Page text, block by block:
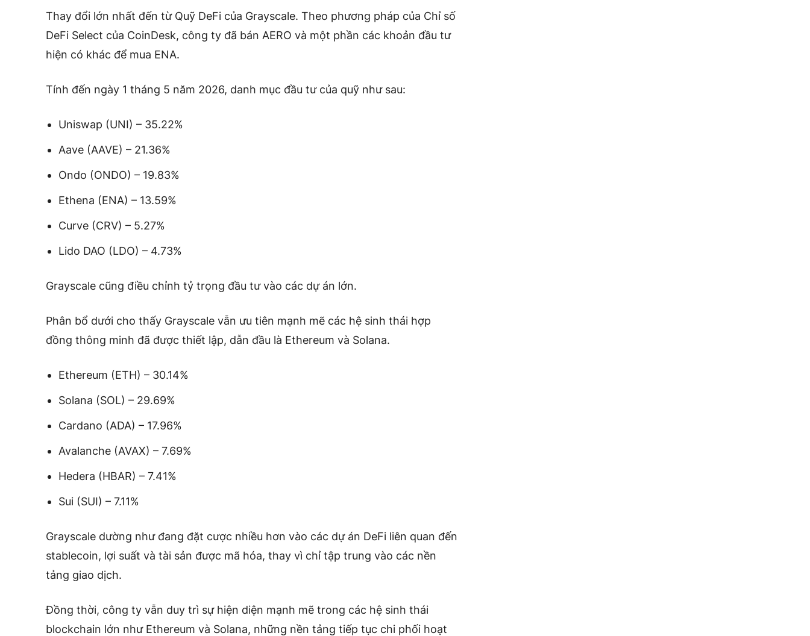
Thay đổi lớn nhất đến từ Quỹ DeFi của Grayscale. Theo phương pháp của Chỉ số
DeFi Select của CoinDesk, công ty đã bán AERO và một phần các khoản đầu tư
hiện có khác để mua ENA.
Tính đến ngày 1 tháng 5 năm 2026, danh mục đầu tư của quỹ như sau:
Uniswap (UNI) – 35.22%
Aave (AAVE) – 21.36%
Ondo (ONDO) – 19.83%
Ethena (ENA) – 13.59%
Curve (CRV) – 5.27%
Lido DAO (LDO) – 4.73%
Grayscale cũng điều chỉnh tỷ trọng đầu tư vào các dự án lớn.
Phân bổ dưới cho thấy Grayscale vẫn ưu tiên mạnh mẽ các hệ sinh thái hợp
đồng thông minh đã được thiết lập, dẫn đầu là Ethereum và Solana.
Ethereum (ETH) – 30.14%
Solana (SOL) – 29.69%
Cardano (ADA) – 17.96%
Avalanche (AVAX) – 7.69%
Hedera (HBAR) – 7.41%
Sui (SUI) – 7.11%
Grayscale dường như đang đặt cược nhiều hơn vào các dự án DeFi liên quan đến
stablecoin, lợi suất và tài sản được mã hóa, thay vì chỉ tập trung vào các nền
tảng giao dịch.
Đồng thời, công ty vẫn duy trì sự hiện diện mạnh mẽ trong các hệ sinh thái
blockchain lớn như Ethereum và Solana, những nền tảng tiếp tục chi phối hoạt